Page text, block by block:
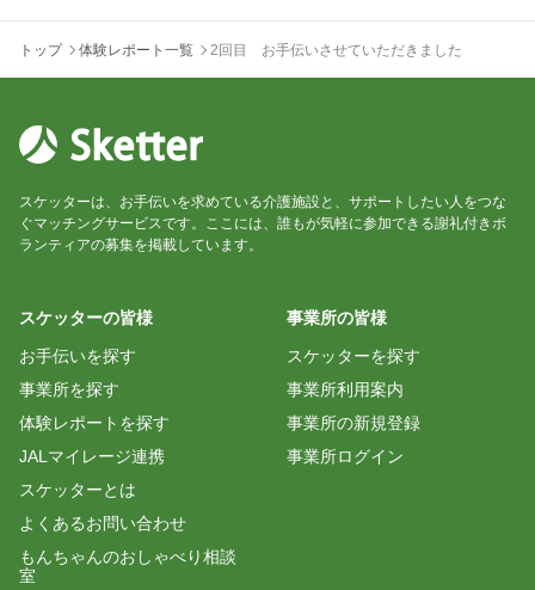
トップ 体験レポート一覧 2回目 お手伝いさせていただきました
スケッターは、お手伝いを求めている介護施設と、サポートしたい人をつな
ぐマッチングサービスです。ここには、誰もが気軽に参加できる謝礼付きボ
ランティアの募集を掲載しています。
スケッターの皆様
お手伝いを探す
事業所を探す
体験レポートを探す
JALマイレージ連携
スケッターとは
よくあるお問い合わせ
もんちゃんのおしゃべり相談
室
事業所の皆様
スケッターを探す
事業所利用案内
事業所の新規登録
事業所ログイン